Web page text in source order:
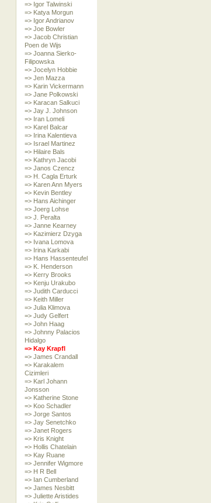
=> Igor Talwinski
=> Katya Morgun
=> Igor Andrianov
=> Joe Bowler
=> Jacob Christian
Poen de Wijs
=> Joanna Sierko-
Filipowska
=> Jocelyn Hobbie
=> Jen Mazza
=> Karin Vickermann
=> Jane Polkowski
=> Karacan Salkuci
=> Jay J. Johnson
=> Iran Lomeli
=> Karel Balcar
=> Irina Kalentieva
=> Israel Martinez
=> Hilaire Bals
=> Kathryn Jacobi
=> Janos Czencz
=> H. Cagla Erturk
=> Karen Ann Myers
=> Kevin Bentley
=> Hans Aichinger
=> Joerg Lohse
=> J. Peralta
=> Janne Kearney
=> Kazimierz Dzyga
=> Ivana Lomova
=> Irina Karkabi
=> Hans Hassenteufel
=> K. Henderson
=> Kerry Brooks
=> Kenju Urakubo
=> Judith Carducci
=> Keith Miller
=> Julia Klimova
=> Judy Gelfert
=> John Haag
=> Johnny Palacios
Hidalgo
=> Kay Krapfl
=> James Crandall
=> Karakalem
Cizimleri
=> Karl Johann
Jonsson
=> Katherine Stone
=> Koo Schadler
=> Jorge Santos
=> Jay Senetchko
=> Janet Rogers
=> Kris Knight
=> Hollis Chatelain
=> Kay Ruane
=> Jennifer Wigmore
=> H R Bell
=> Ian Cumberland
=> James Nesbitt
=> Juliette Aristides